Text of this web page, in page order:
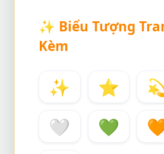
✨ Biểu Tượng
Kèm
✨ ⭐
🤍
💚